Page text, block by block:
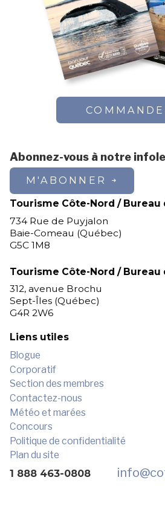
Abonnez-vous à notre
M'ABONNER
Tourisme Côte-Nord / Bureau
734 Rue de Puyjalon
Baie-Comeau (Québec)
G5C 1M8
Tourisme Côte-Nord / Bureau
312, avenue Brochu
Sept-Îles (Québec)
G4R 2W6
Liens utiles
Blogue
Corporatif
Section des membres
Contactez-nous
Météo et marées
Concours
Politique de confidentialité
Plan du site
1 888 463-0808 info